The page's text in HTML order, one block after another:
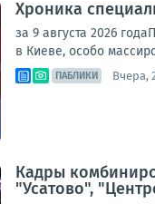
Хроника
за 9 августа 2026
в Киеве, особо
ПАБЛИКИ Вчера,
Кадры
"Усатово",